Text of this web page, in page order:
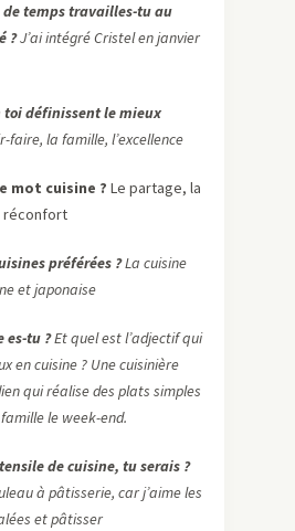
de temps travailles-tu au
?J’ai intégré Cristel en janvier
toi définissent le mieux
faire, la famille, l’excellence
mot cuisine ? Le partage, la
réconfort
préférées ?La cuisine
et japonaise
es-tu ?Et quel est l’adjectif qui
en cuisine ? Une cuisinière
qui réalise des plats simples
le week-end.
de cuisine, tu serais ?
à pâtisserie, car j’aime les
et pâtisser